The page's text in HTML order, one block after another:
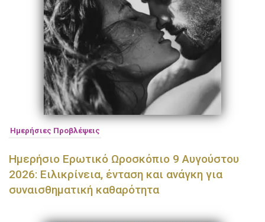
Ημερήσιες Προβλέψεις
Ημερήσιο Ερωτικό Ωροσκόπιο 9 Αυγούστου
2026: Ειλικρίνεια, ένταση και ανάγκη για
συναισθηματική καθαρότητα